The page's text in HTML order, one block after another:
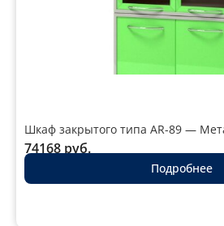
Шкаф закрытого типа AR-89 —
74168 руб.
Подробнее